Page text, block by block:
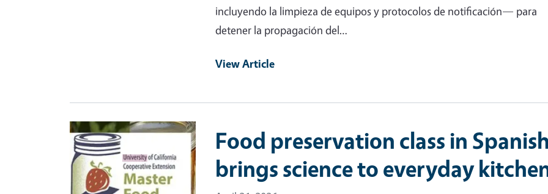
incluyendo la limpieza de equipos y protocolos de notificación— para
detener la propagación del…
View Article
Primary Image
Food preservation class in Spanish
brings science to everyday